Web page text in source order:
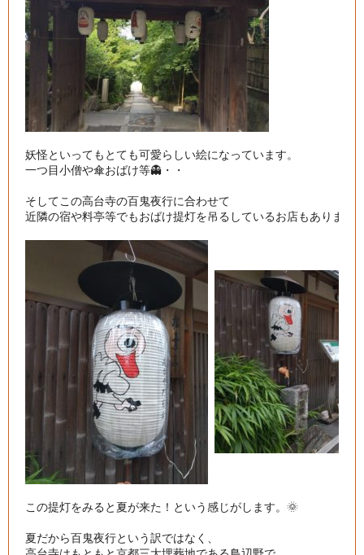
妖怪といってもとても可愛らしい絵になっています。
一つ目小僧や傘おばけ等👻・・
そしてこの高台寺の百鬼夜行に合わせて
近隣の宿や料亭等でもおばけ提灯を吊るしているお店もあります
この提灯をみると夏が来た！という感じがします。🌞
夏だから百鬼夜行という訳ではなく、